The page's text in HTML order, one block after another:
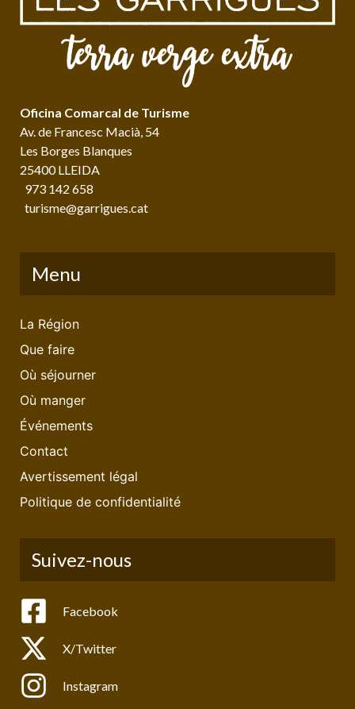
Oficina Comarcal de Turisme
Av. de Francesc Macià, 54
Les Borges Blanques
25400 LLEIDA
973 142 658
turisme@garrigues.cat
Menu
La Région
Que faire
Où séjourner
Où manger
Événements
Contact
Avertissement légal
Politique de confidentialité
Suivez-nous
Facebook
X/Twitter
Instagram